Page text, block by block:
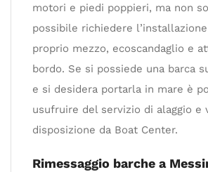
motori e piedi poppieri, ma non
possibile richiedere
proprio mezzo, ecoscandaglio e
bordo. Se si possiede una barca
e si desidera portarla in mare è
usufruire del servizio di alaggio e
disposizione da Boat Center.
Rimessaggio barche a